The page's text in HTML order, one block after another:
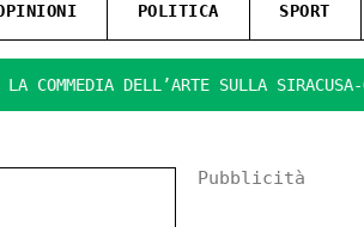
POLITICA SPORT
DELL’ARTE SULLA SIRACUSA-GELA.
Pubblicità